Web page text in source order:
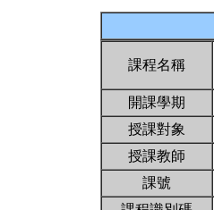
課程名稱
開課學期
授課對象
授課教師
課號